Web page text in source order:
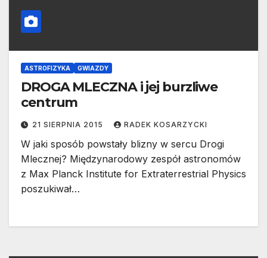
ASTROFIZYKA GWIAZDY
DROGA MLECZNA i jej burzliwe
centrum
21 SIERPNIA 2015 RADEK KOSARZYCKI
W jaki sposób powstały blizny w sercu Drogi
Mlecznej? Międzynarodowy zespół astronomów
z Max Planck Institute for Extraterrestrial Physics
poszukiwał…